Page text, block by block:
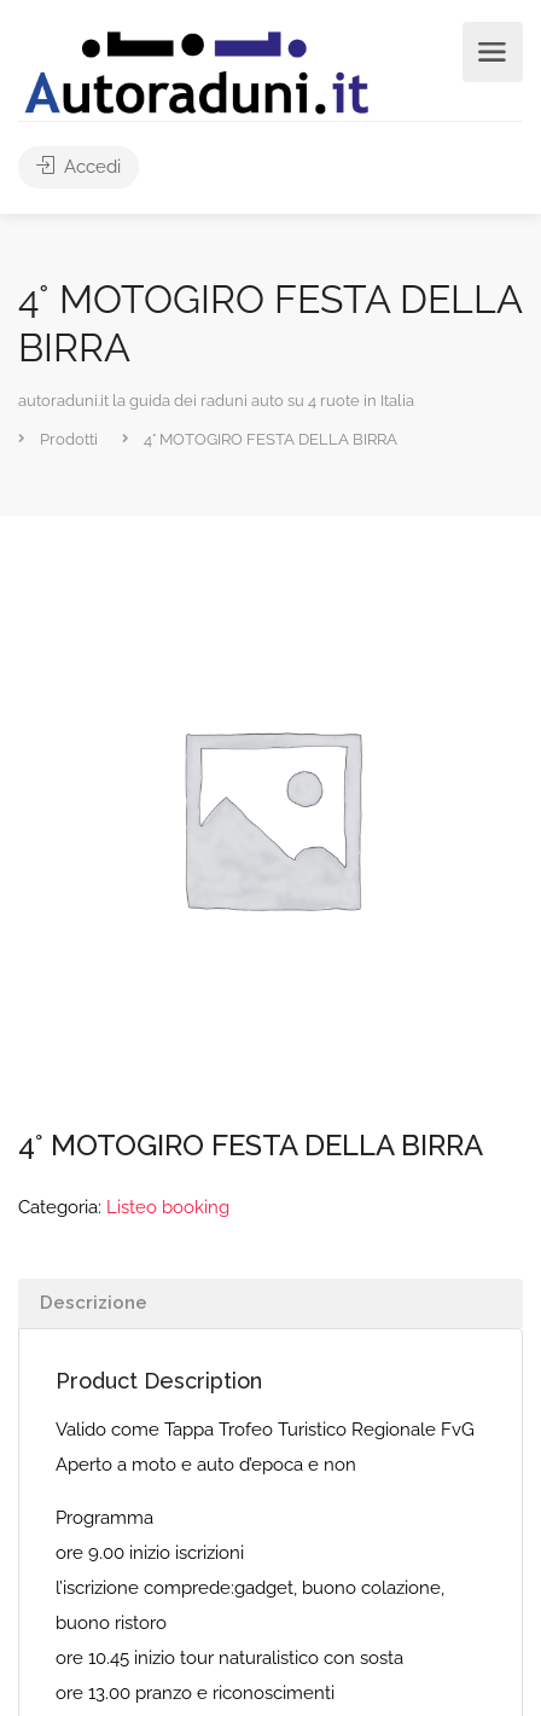
Accedi
4° MOTOGIRO FESTA DELLA
BIRRA
autoraduni.it la guida dei raduni auto su 4 ruote in Italia
Prodotti 4° MOTOGIRO FESTA DELLA BIRRA
4° MOTOGIRO FESTA DELLA BIRRA
Categoria: Listeo booking
Descrizione
Product Description
Valido come Tappa Trofeo Turistico Regionale FvG
Aperto a moto e auto d’epoca e non
Programma
ore 9.00 inizio iscrizioni
l’iscrizione comprede:gadget, buono colazione,
buono ristoro
ore 10.45 inizio tour naturalistico con sosta
ore 13.00 pranzo e riconoscimenti